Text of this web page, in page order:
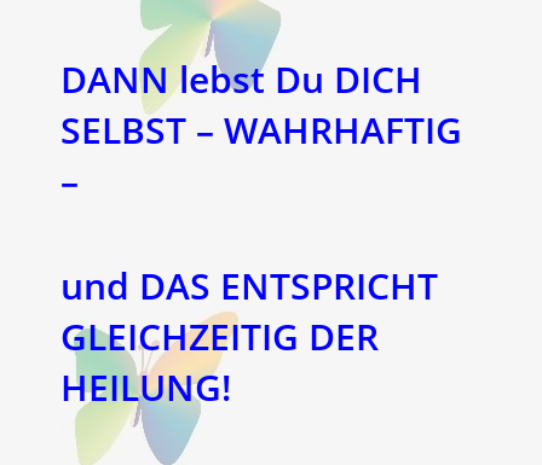
DANN lebst Du DICH
SELBST – WAHRHAFTIG
–
und DAS ENTSPRICHT
GLEICHZEITIG DER
HEILUNG!